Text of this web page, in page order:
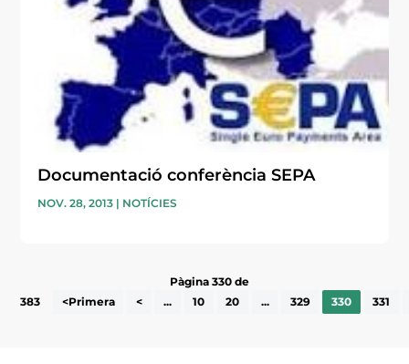
Documentació conferència SEPA
NOV. 28, 2013 | NOTÍCIES
Pàgina 330 de
383
<Primera < ... 10 20 ... 329 330 331